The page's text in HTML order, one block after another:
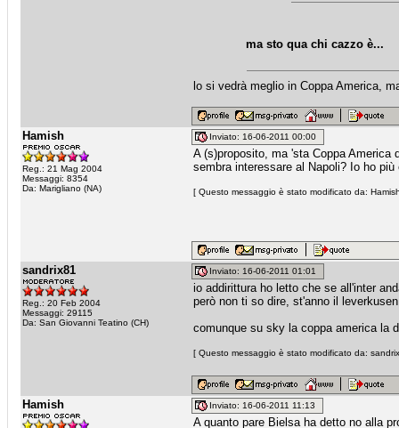
ma sto qua chi cazzo è...
lo si vedrà meglio in Coppa America,
Hamish
Reg.: 21 Mag 2004
Messaggi: 8354
Da: Marigliano (NA)
Inviato: 16-06-2011 00:00
A (s)proposito, ma 'sta Coppa
sembra interessare al Napoli? Io ho
[ Questo messaggio è stato modificato da:
sandrix81
Reg.: 20 Feb 2004
Messaggi: 29115
Da: San Giovanni Teatino (CH)
Inviato: 16-06-2011 01:01
io addirittura ho letto che se all'inter
però non ti so dire, st'anno il
comunque su sky la coppa america la
[ Questo messaggio è stato modificato da:
Hamish Inviato: 16-06-2011 11:13
A quanto pare Bielsa ha detto no alla